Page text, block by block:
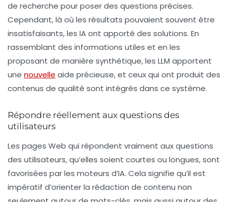
de recherche pour poser des questions précises.
Cependant, là où les résultats pouvaient souvent être
insatisfaisants, les IA ont apporté des solutions. En
rassemblant des informations utiles et en les
proposant de manière synthétique, les LLM apportent
une nouvelle aide précieuse, et ceux qui ont produit des
contenus de qualité sont intégrés dans ce système.
Répondre réellement aux questions des
utilisateurs
Les pages Web qui répondent vraiment aux questions
des utilisateurs, qu’elles soient courtes ou longues, sont
favorisées par les moteurs d’IA. Cela signifie qu’il est
impératif d’orienter la rédaction de contenu non